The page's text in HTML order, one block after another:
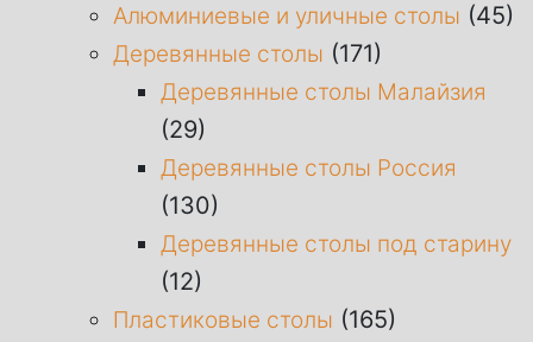
Алюминиевые и уличные столы (45)
Деревянные столы (171)
Деревянные столы Малайзия
(29)
Деревянные столы Россия
(130)
Деревянные столы под старину
(12)
Пластиковые столы (165)